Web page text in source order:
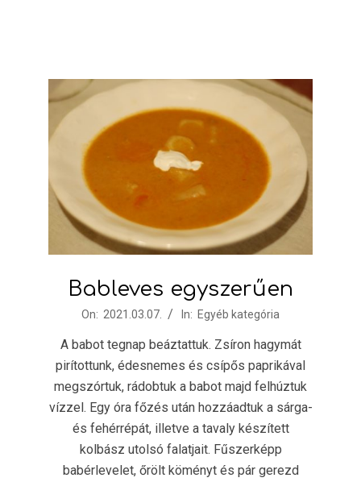
Bableves egyszerűen
07
On: 2021.03.07. In: Egyéb kategória
A babot tegnap beáztattuk. Zsíron hagymát
pirítottunk, édesnemes és csípős paprikával
megszórtuk, rádobtuk a babot majd felhúztuk
vízzel. Egy óra főzés után hozzáadtuk a sárga-
és fehérrépát, illetve a tavaly készített
kolbász utolsó falatjait. Fűszerképp
babérlevelet, őrölt köményt és pár gerezd